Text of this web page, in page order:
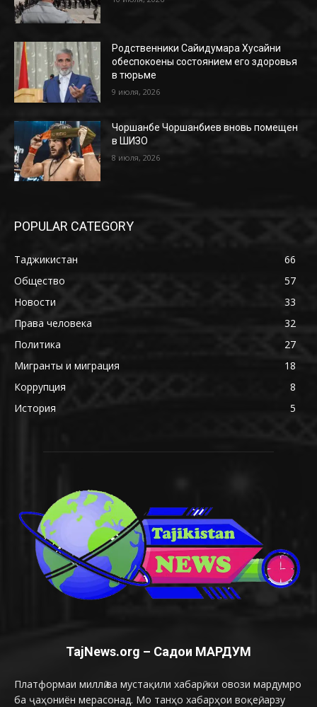
Родственники Сайидумара Хусайни
обеспокоены состоянием его здоровья
в тюрьме
9 июля, 2026
Чоршанбе Чоршанбиев вновь помещен
в ШИЗО
8 июля, 2026
POPULAR CATEGORY
Таджикистан
66
Общество
57
Новости
33
Права человека
32
Политика
27
Мигранты и миграция
18
Коррупция
8
История
5
TajNews.org – Садои МАРДУМ
Платформаи миллӣ ва мустақили хабарӣ, ки овози мардумро
ба ҷаҳониён мерасонад. Мо танҳо хабарҳои воқеӣ, арзу